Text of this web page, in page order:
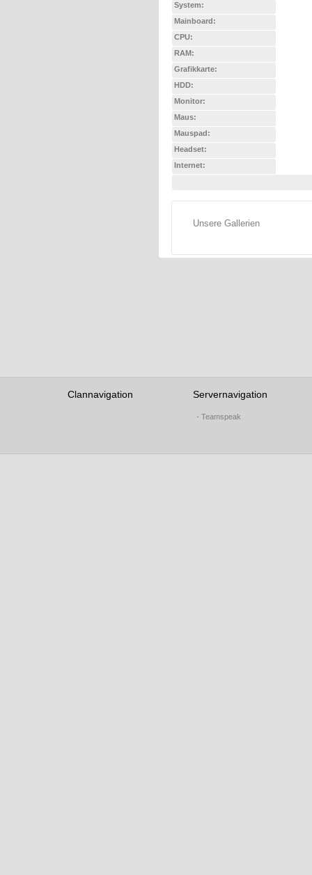
System:
Mainboard:
CPU:
RAM:
Grafikkarte:
HDD:
Monitor:
Maus:
Mauspad:
Headset:
Internet:
Unsere Gallerien
Clannavigation Servernavigation
- Teamspeak